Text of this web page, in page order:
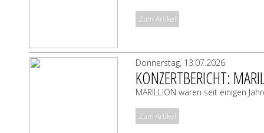
Zum Artikel
Donnerstag, 13.07.2026
KONZERTBERICHT:
MARILLION waren seit einigen
Zum Artikel